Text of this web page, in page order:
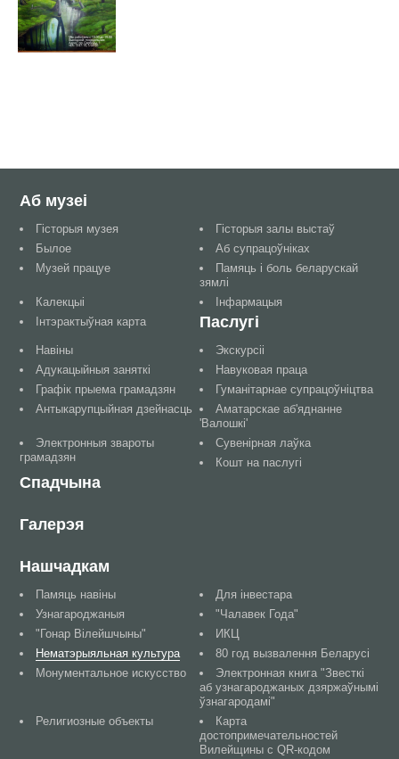
Аб музеі
Гісторыя музея
Гісторыя залы выстаў
Былое
Аб супрацоўніках
Музей працуе
Памяць і боль беларускай
зямлі
Калекцыі
Інфармацыя
Інтэрактыўная карта
Паслугі
Навіны
Экскурсіі
Адукацыйныя заняткі
Навуковая праца
Графік прыема грамадзян
Гуманітарнае супрацоўніцтва
Антыкарупцыйная дзейнасць
Аматарскае аб'яднанне
'Валошкі'
Электронныя звароты
грамадзян
Сувенірная лаўка
Кошт на паслугі
Спадчына
Галерэя
Нашчадкам
Памяць навіны
Для інвестара
Узнагароджаныя
"Чалавек Года"
"Гонар Вілейшчыны"
ИКЦ
Нематэрыяльная культура
80 год вызвалення Беларусі
Монументальное искусство
Электронная книга "Звесткі
аб узнагароджаных дзяржаўнымі
ўзнагародамі"
Религиозные объекты
Карта
достопримечательностей
Вилейщины с QR-кодом